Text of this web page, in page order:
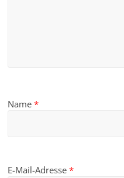
Name*
E-Mail-Adresse*